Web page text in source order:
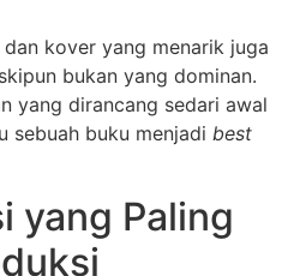
kover yang menarik juga
bukan yang dominan.
yang dirancang sedari awal
sebuah buku menjadi best
yang Paling